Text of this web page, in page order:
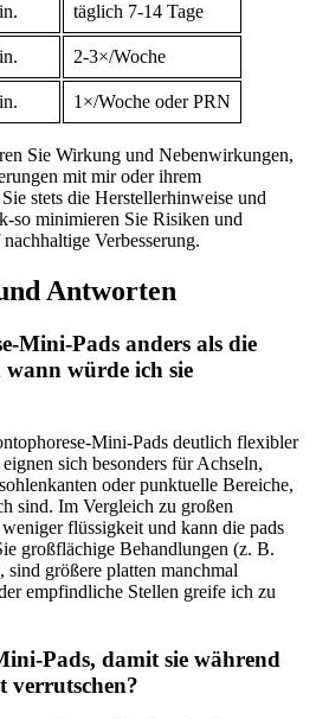
täglich 7-14 Tage
2-3×/Woche
1×/Woche oder PRN
Sie Wirkung und Nebenwirkungen,
mit ​mir oder ‌ihrem
stets die Herstellerhinweise und
so minimieren Sie Risiken und
Verbesserung.
Antworten
⁢anders ‌als ⁤die
würde ich‌ sie
deutlich flexibler
​sich besonders für‍ Achseln,‌
oder punktuelle Bereiche,​
sind.‍ Im ⁤Vergleich zu großen
flüssigkeit​ und kann die pads​
großflächige Behandlungen (z. B.
größere platten ⁣manchmal
empfindliche Stellen ‍greife ich‍ zu
damit‍ sie während
verrutschen?